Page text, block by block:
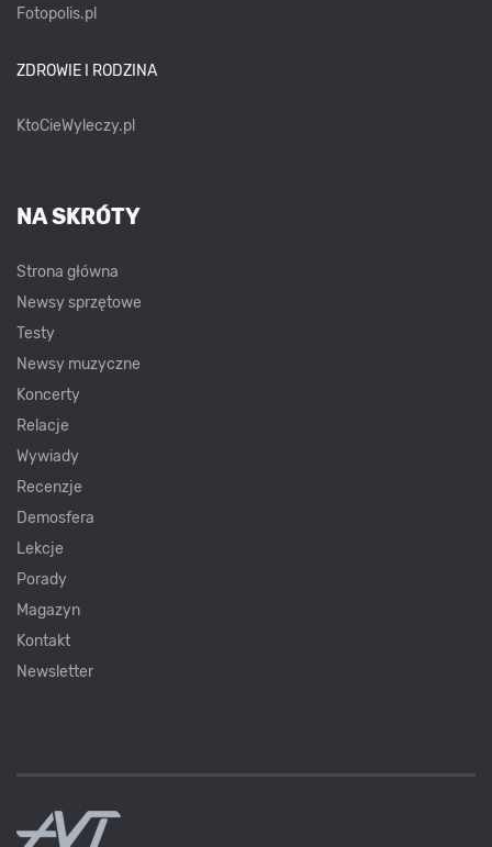
Fotopolis.pl
ZDROWIE I RODZINA
KtoCieWyleczy.pl
NA SKRÓTY
Strona główna
Newsy sprzętowe
Testy
Newsy muzyczne
Koncerty
Relacje
Wywiady
Recenzje
Demosfera
Lekcje
Porady
Magazyn
Kontakt
Newsletter